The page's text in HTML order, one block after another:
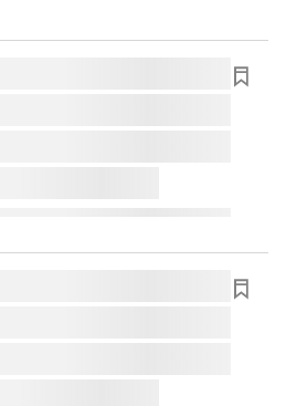
ipsum dolor sit amet ...
ipsum dolor sit amet ...